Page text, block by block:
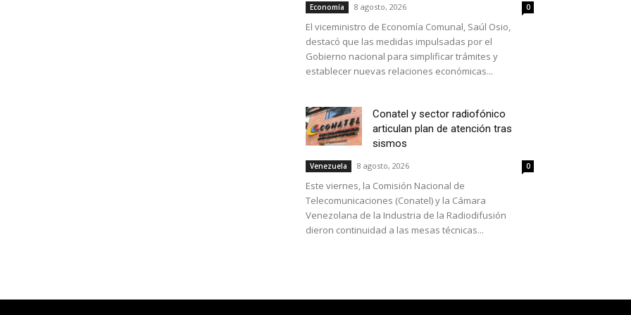
Economía 8 agosto, 2026 0
El viceministro de Economía Comunal, Saúl Osio,
destacó que las medidas impulsadas por el
Gobierno nacional para simplificar trámites y
establecer nuevas relaciones económicas...
Conatel y sector radiofónico
articulan plan de atención tras
sismos
Venezuela 8 agosto, 2026 0
Este viernes, la Comisión Nacional de
Telecomunicaciones (Conatel) y la Cámara
Venezolana de la Industria de la Radiodifusión
dieron continuidad a las mesas técnicas...